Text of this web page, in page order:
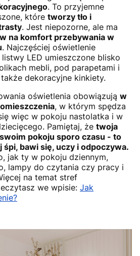
. To przyjemne
które tworzy tło i
. Jest niepozorne, ale ma
na komfort przebywania w
. Najczęściej oświetlenie
LED umieszczone blisko
mebli, pod parapetami i
dekoracyjne kinkiety.
oświetlenia obowiązują w
, w którym spędza
więc w pokoju nastolatka i w
Pamiętaj, że twoja
pokoju sporo czasu - to
bawi się, uczy i odpoczywa.
jak ty w pokoju dziennym,
lampy do czytania czy pracy i
na temat stref
we wpisie: Jak